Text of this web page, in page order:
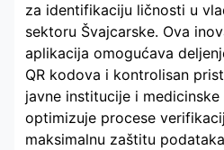
za identifikaciju ličnosti u
sektoru Švajcarske. Ova
aplikacija omogućava
QR kodova i kontrolisan
javne institucije i medicinske
optimizuje procese
maksimalnu zaštitu